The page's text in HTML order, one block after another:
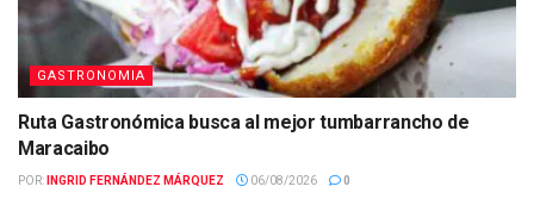
GASTRONOMIA
Ruta Gastronómica busca al mejor tumbarrancho de
Maracaibo
POR: INGRID FERNÁNDEZ MÁRQUEZ 06/08/2026 0